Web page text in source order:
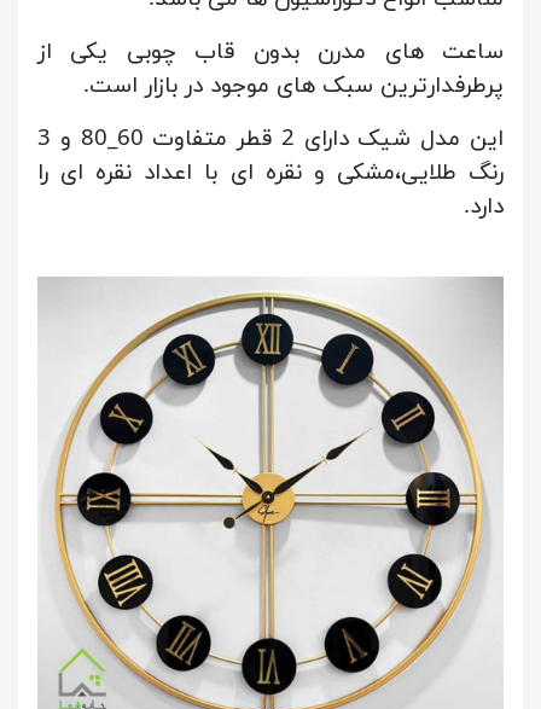
ساعت های مدرن بدون قاب چوبی یکی از
پرطرفدارترین سبک های موجود در بازار است.
این مدل شیک دارای 2 قطر متفاوت 60_80 و 3
رنگ طلایی،مشکی و نقره ای با اعداد نقره ای را
دارد.